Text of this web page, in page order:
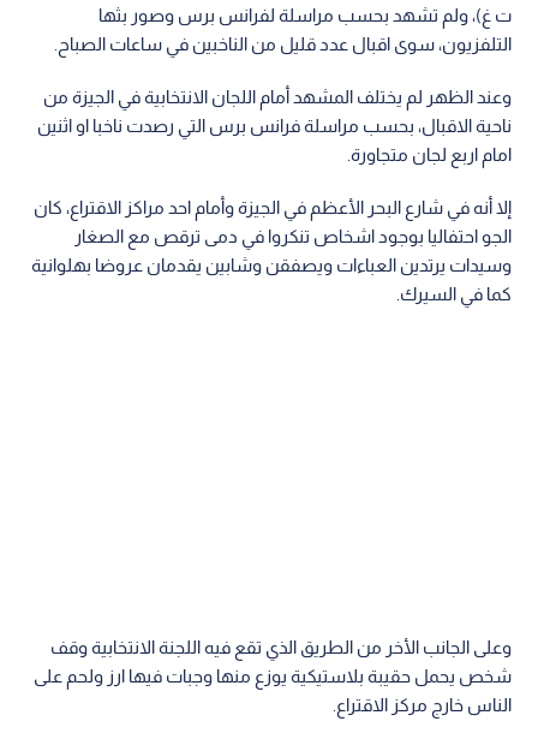
ت غ)، ولم تشهد بحسب مراسلة لفرانس برس وصور بثها
التلفزيون، سوى اقبال عدد قليل من الناخبين في ساعات الصباح.
وعند الظهر لم يختلف المشهد أمام اللجان الانتخابية في الجيزة من
ناحية الاقبال، بحسب مراسلة فرانس برس التي رصدت ناخبا او اثنين
امام اربع لجان متجاورة.
إلا أنه في شارع البحر الأعظم في الجيزة وأمام احد مراكز الاقتراع، كان
الجو احتفاليا بوجود اشخاص تنكروا في دمى ترقص مع الصغار
وسيدات يرتدين العباءات ويصفقن وشابين يقدمان عروضا بهلوانية
كما في السيرك.
وعلى الجانب الأخر من الطريق الذي تقع فيه اللجنة الانتخابية وقف
شخص يحمل حقيبة بلاستيكية يوزع منها وجبات فيها ارز ولحم على
الناس خارج مركز الاقتراع.